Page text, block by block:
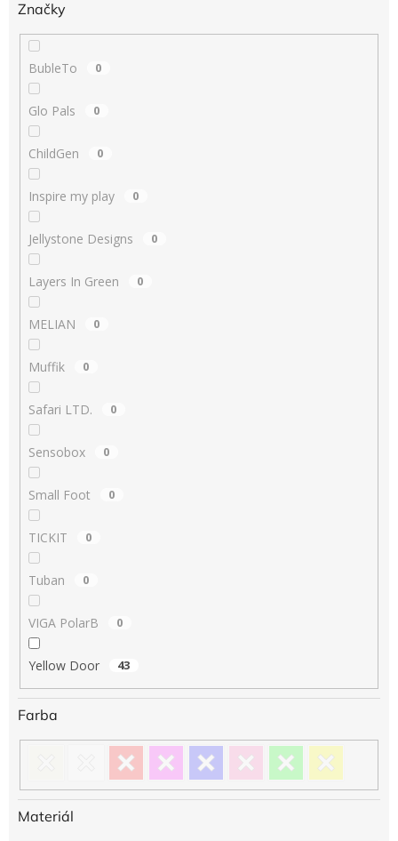
Značky
BubleTo 0
Glo Pals 0
ChildGen 0
Inspire my play 0
Jellystone Designs 0
Layers In Green 0
MELIAN 0
Muffik 0
Safari LTD. 0
Sensobox 0
Small Foot 0
TICKIT 0
Tuban 0
VIGA PolarB 0
Yellow Door 43
Farba
Materiál